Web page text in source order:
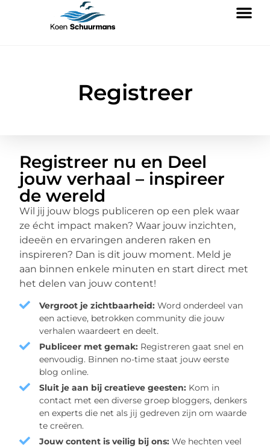
Registreer
Registreer nu en Deel
jouw verhaal – inspireer
de wereld
Wil jij jouw blogs publiceren op een plek waar
ze écht impact maken? Waar jouw inzichten,
ideeën en ervaringen anderen raken en
inspireren? Dan is dit jouw moment. Meld je
aan binnen enkele minuten en start direct met
het delen van jouw content!
Vergroot je zichtbaarheid:Word onderdeel van
een actieve, betrokken community die jouw
verhalen waardeert en deelt.
Publiceer met gemak:Registreren gaat snel en
eenvoudig. Binnen no-time staat jouw eerste
blog online.
Sluit je aan bij creatieve geesten:Kom in
contact met een diverse groep bloggers, denkers
en experts die net als jij gedreven zijn om waarde
te creëren.
Jouw content is veilig bij ons:We hechten veel